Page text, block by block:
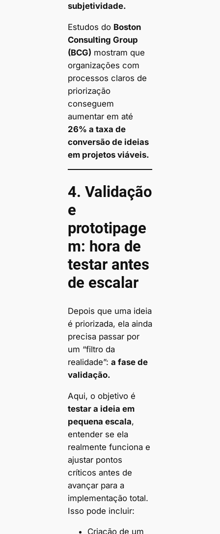
subjetividade.
Estudos do Boston
Consulting Group
(BCG) mostram que
organizações com
processos claros de
priorização
conseguem
aumentar em até
26% a taxa de
conversão de ideias
em projetos viáveis.
4. Validação
e
prototipage
m: hora de
testar antes
de escalar
Depois que uma ideia
é priorizada, ela ainda
precisa passar por
um “filtro da
realidade”: a fase de
validação.
Aqui, o objetivo é
testar a ideia em
pequena escala,
entender se ela
realmente funciona e
ajustar pontos
críticos antes de
avançar para a
implementação total.
Isso pode incluir:
Criação de um